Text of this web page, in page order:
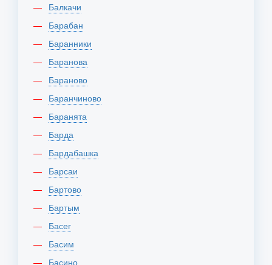
Балкачи
Барабан
Баранники
Баранова
Бараново
Баранчиново
Баранята
Барда
Бардабашка
Барсаи
Бартово
Бартым
Басег
Басим
Басино